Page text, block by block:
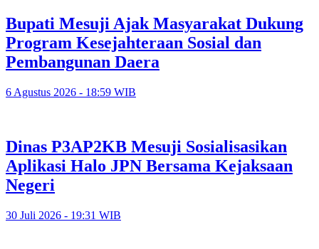
Bupati Mesuji Ajak Masyarakat Dukung
Program Kesejahteraan Sosial dan
Pembangunan Daera
6 Agustus 2026 - 18:59 WIB
Dinas P3AP2KB Mesuji Sosialisasikan
Aplikasi Halo JPN Bersama Kejaksaan
Negeri
30 Juli 2026 - 19:31 WIB